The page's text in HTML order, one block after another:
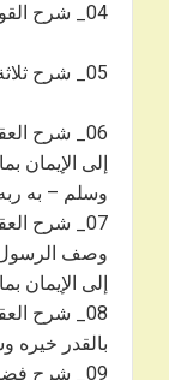
04_ شرح القواعد الأربع
05_ شرح ثلاثة الأصول وأدلتها
إلى الإيمان
وسلم – به
وصف الرسول
إلى الإيمان
بالقدر خيره